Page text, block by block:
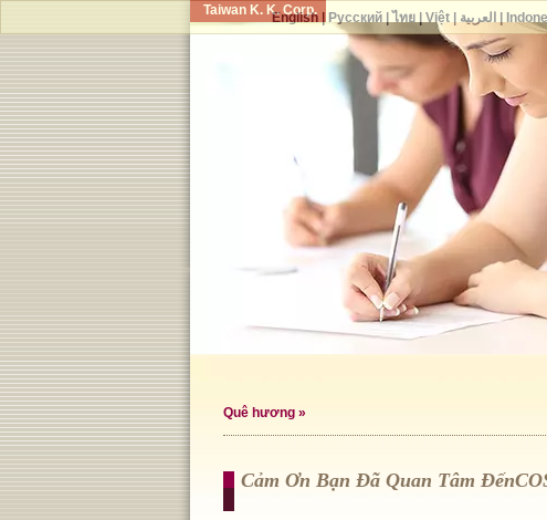
Taiwan K. K. Corp.
Quê hương »
Cảm Ơn Bạn Đã Quan Tâm
English| Русский| ไทย| Việt| العربية